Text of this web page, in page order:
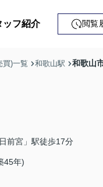
ッフ紹介 閲覧
買)一覧 和歌山駅 和歌山
前宮」駅徒歩17分
45年)